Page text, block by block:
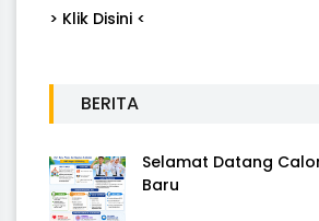
> Klik Disini <
BERITA
Selamat Datang
Baru